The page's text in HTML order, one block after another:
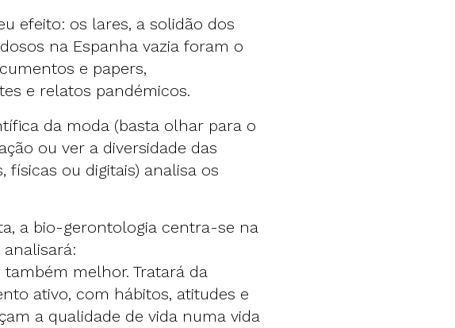
efeito: os lares, a solidão dos
na Espanha vazia foram o
e papers,
e relatos pandémicos.
da moda (basta olhar para o
ou ver a diversidade das
físicas ou digitais) analisa os
a bio-gerontologia centra-se na
melhor. Tratará da
ativo, com hábitos, atitudes e
a qualidade de vida numa vida